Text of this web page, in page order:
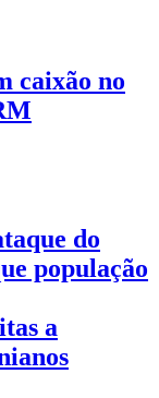
caixão no
do
população
a